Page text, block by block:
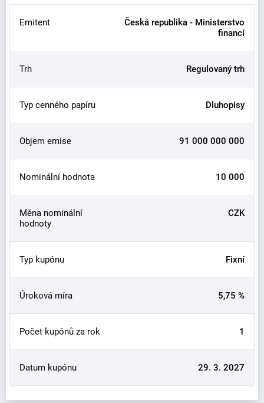
Emitent
Česká republika - Ministerstvo
financí
Trh Regulovaný trh
Typ cenného papíru Dluhopisy
Objem emise 91 000 000 000
Nominální hodnota 10 000
Měna nominální
hodnoty
CZK
Typ kupónu Fixní
Úroková míra 5,75 %
Počet kupónů za rok 1
Datum kupónu 29. 3. 2027